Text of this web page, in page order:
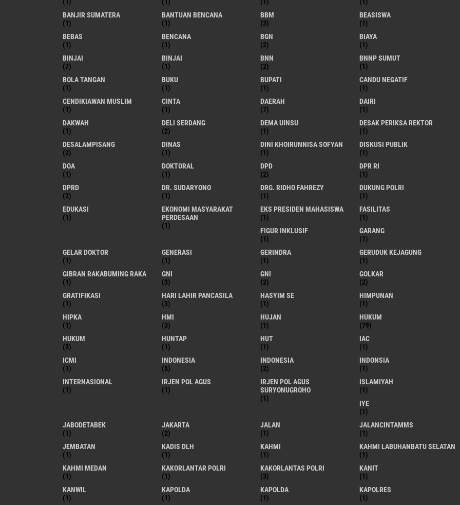
BANJIR SUMATERA
(1)
BANTUAN BENCANA
(1)
BBM
(3)
BEASISWA
(1)
BEBAS
(1)
BENCANA
(1)
BGN
(2)
BIAYA
(1)
BINJAI
(7)
BINJAI
(1)
BNN
(2)
BNNP SUMUT
(1)
BOLA TANGAN
(1)
BUKU
(1)
BUPATI
(1)
CANDU NEGATIF
(1)
CENDIKIAWAN MUSLIM
(1)
CINTA
(1)
DAERAH
(7)
DAIRI
(1)
DAKWAH
(1)
DELI SERDANG
(2)
DEMA UINSU
(1)
DESAK PERIKSA REKTOR
(1)
DESALAMPISANG
(2)
DINAS
(1)
DINI KHOIRUNNISA SOFYAN
(1)
DISKUSI PUBLIK
(1)
DOA
(1)
DOKTORAL
(1)
DPD
(2)
DPR RI
(1)
DPRD
(2)
DR. SUDARYONO
(1)
DRG. RIDHO FAHREZY
(1)
DUKUNG POLRI
(1)
EDUKASI
(1)
EKONOMI MASYARAKAT
PERDESAAN
(1)
EKS PRESIDEN MAHASISWA
(1)
FASILITAS
(1)
FIGUR INKLUSIF
(1)
GARANG
(1)
GELAR DOKTOR
(1)
GENERASI
(1)
GERINDRA
(1)
GERUDUK KEJAGUNG
(1)
GIBRAN RAKABUMING RAKA
(1)
GNI
(3)
GNI
(2)
GOLKAR
(2)
GRATIFIKASI
(1)
HARI LAHIR PANCASILA
(3)
HASYIM SE
(1)
HIMPUNAN
(1)
HIPKA
(1)
HMI
(3)
HUJAN
(1)
HUKUM
(79)
HUKUM
(2)
HUNTAP
(1)
HUT
(1)
IAC
(1)
ICMI
(1)
INDONESIA
(5)
INDONESIA
(2)
INDONSIA
(1)
INTERNASIONAL
(1)
IRJEN POL AGUS
(1)
IRJEN POL AGUS
SURYONUGROHO
(1)
ISLAMIYAH
(1)
IYE
(1)
JABODETABEK
(1)
JAKARTA
(2)
JALAN
(1)
JALANCINTAMMS
(1)
JEMBATAN
(1)
KADIS DLH
(1)
KAHMI
(1)
KAHMI LABUHANBATU SELATAN
(1)
KAHMI MEDAN
(1)
KAKORLANTAR POLRI
(1)
KAKORLANTAS POLRI
(3)
KANIT
(1)
KANWIL
(1)
KAPOLDA
(1)
KAPOLDA
(1)
KAPOLRES
(1)